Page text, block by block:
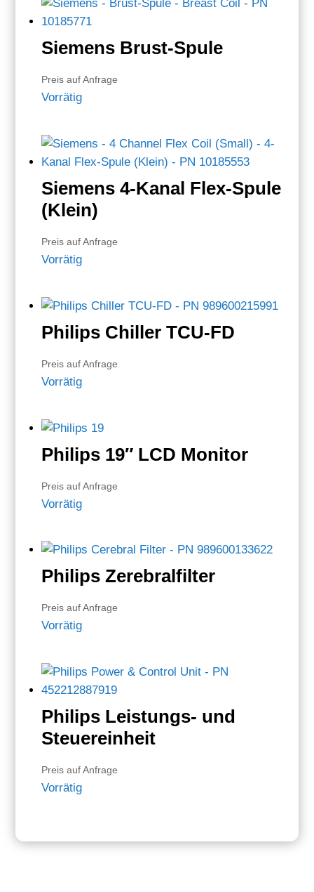
Siemens Brust-Spule
Preis auf Anfrage
Vorrätig
Siemens 4-Kanal Flex-Spule
(Klein)
Preis auf Anfrage
Vorrätig
Philips Chiller TCU-FD
Preis auf Anfrage
Vorrätig
Philips 19″ LCD Monitor
Preis auf Anfrage
Vorrätig
Philips Zerebralfilter
Preis auf Anfrage
Vorrätig
Philips Leistungs- und
Steuereinheit
Preis auf Anfrage
Vorrätig